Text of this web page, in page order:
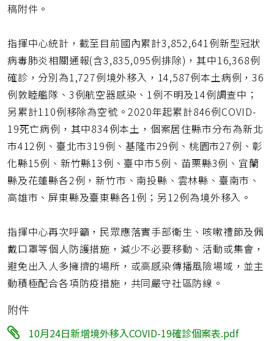
稿附件。
指揮中心統計，截至目前國內累計3,852,641例新型冠狀
病毒肺炎相關通報(含3,835,095例排除)，其中16,368例
確診，分別為1,727例境外移入，14,587例本土病例，36
例敦睦艦隊、3例航空器感染、1例不明及14例調查中；
另累計110例移除為空號。2020年起累計846例COVID-
19死亡病例，其中834例本土，個案居住縣市分布為新北
市412例、臺北市319例、基隆市29例、桃園市27例、彰
化縣15例、新竹縣13例、臺中市5例、苗栗縣3例、宜蘭
縣及花蓮縣各2例，新竹市、南投縣、雲林縣、臺南市、
高雄市、屏東縣及臺東縣各1例；另12例為境外移入。
指揮中心再次呼籲，民眾應落實手部衛生、咳嗽禮節及佩
戴口罩等個人防護措施，減少不必要移動、活動或集會，
避免出入人多擁擠的場所，或高感染傳播風險場域，並主
動積極配合各項防疫措施，共同嚴守社區防線。
附件
10月24日新增境外移入COVID-19確診個案表.pdf